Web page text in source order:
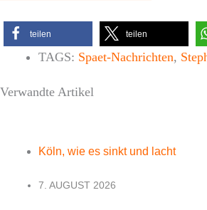
teilen teilen
TAGS: Spaet-Nachrichten,
Verwandte Artikel
Köln, wie es sinkt und lacht
7. AUGUST 2026